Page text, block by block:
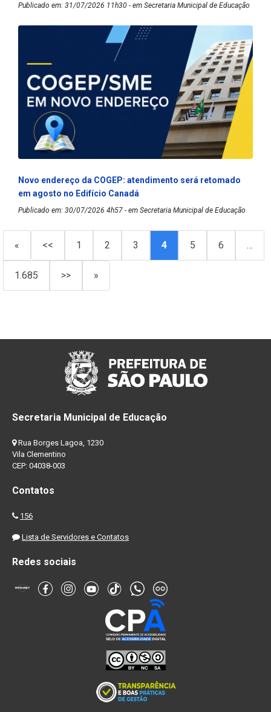
Publicado em: 31/07/2026 11h30 - em Secretaria Municipal de Educação
Novo endereço da COGEP: atendimento será retomado
em agosto no Edifício Canadá
Publicado em: 30/07/2026 4h57 - em Secretaria Municipal de Educação
« << 1 2 3 4 5 6 …
1.685 >> »
Secretaria Municipal de Educação
Rua Borges Lagoa, 1230
Vila Clementino
CEP: 04038-003
Contatos
156
Lista de Servidores e Contatos
Redes sociais